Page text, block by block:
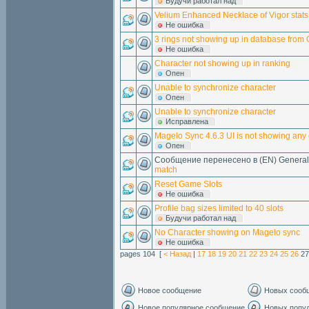
Velium Enhanced Necklace of Vigor
Hе ошибка
3 rings not showing up in database from
Hе ошибка
Character not showing up in ranking
Опен
Unable to synchronize character
Опен
Unable to synchronize character
Исправлена
Magelo Sync 4.6.3 UI is not showing any
Опен
Сообщение перенесено в (EN)
match
Reset Game Slots
Hе ошибка
Profile bag sizes limited to 40 slots
Будучи работал над
No Character showing on Magelo sync
Hе ошибка
pages 104 [ < Назад | 17 18 19 20 21 22 23 24 25 26
Новое сообщение Новых